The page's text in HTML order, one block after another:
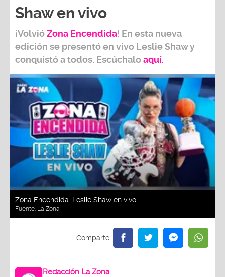
Shaw en vivo
¡VolvióZona Encendida! En esta nueva
edición se presentó en vivo Leslie Shaw y
conquistó a todos. Escúchaloaquí.
Zona Encendida: Leslie Shaw en vivo
Fuente: La Zona
Redacción La Zona